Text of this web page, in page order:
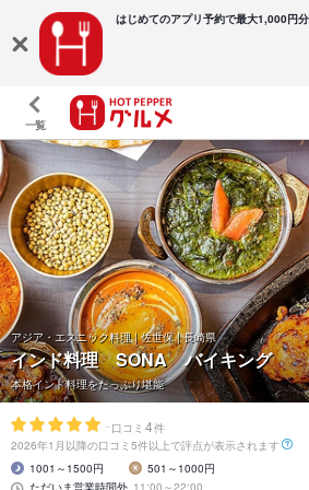
はじめてのアプリ予約で最大1,000円
一覧
アジア・エスニック料理 | 佐世保 | 長崎県
インド料理 SONA バイキング
本格インド料理をたっぷり堪能
- 口コミ 4件
2026年1月以降の口コミ5件以上で評点が表示されます
1001～1500円
501～1000円